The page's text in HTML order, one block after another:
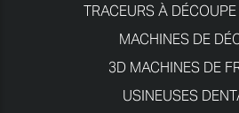
TRACEURS À
MACHINES DE
3D MACHINES DE
USINEUSES